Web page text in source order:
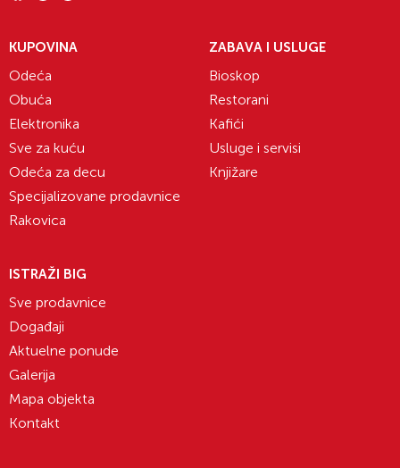
KUPOVINA
Odeća
Obuća
Elektronika
Sve za kuću
Odeća za decu
Specijalizovane prodavnice
Rakovica
ZABAVA I USLUGE
Bioskop
Restorani
Kafići
Usluge i servisi
Knjižare
ISTRAŽI BIG
Sve prodavnice
Događaji
Aktuelne ponude
Galerija
Mapa objekta
Kontakt